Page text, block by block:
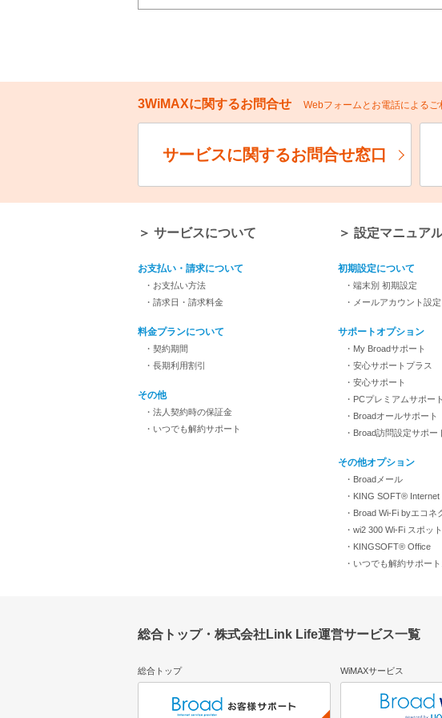
3WiMAXに関するお問合せ Webフォームとお電話によるご
サービスに関するお問合せ窓口
＞ サービスについて
お支払い・請求について
・お支払い方法
・請求日・請求料金
料金プランについて
・契約期間
・長期利用割引
その他
・法人契約時の保証金
・いつでも解約サポート
＞ 設定マニュア
初期設定について
・端末別 初期設定
・メールアカウント設定
サポートオプション
・My Broadサポート
・安心サポートプラス
・安心サポート
・PCプレミアムサポート
・Broadオールサポート
・Broad訪問設定サポー
その他オプション
・Broadメール
・KING SOFT®
・Broad Wi-Fi byエコネ
・wi2 300 Wi-Fi スポッ
・KINGSOFT® Office
・いつでも解約サポー
総合トップ・株式会社Link Life運営サービス一覧
総合トップ WiMAXサービス